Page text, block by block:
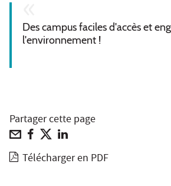
Des campus faciles d'accès et
l'environnement !
Partager cette page
Télécharger en PDF